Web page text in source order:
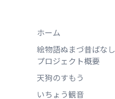
ホーム
絵物語ぬまづ昔ばなし
プロジェクト概要
天狗のすもう
いちょう観音